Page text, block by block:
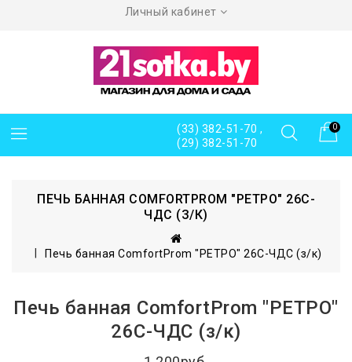
Личный кабинет
0
(33) 382-51-70 ,
(29) 382-51-70
ПЕЧЬ БАННАЯ COMFORTPROM "РЕТРО" 26С-
ЧДС (З/К)
Печь банная ComfortProm "РЕТРО" 26С-ЧДС (з/к)
Печь банная ComfortProm "РЕТРО"
26С-ЧДС (з/к)